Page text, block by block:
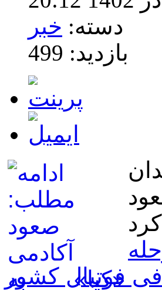
دسته: خبر
بازدید: 499
فوتبال کشور